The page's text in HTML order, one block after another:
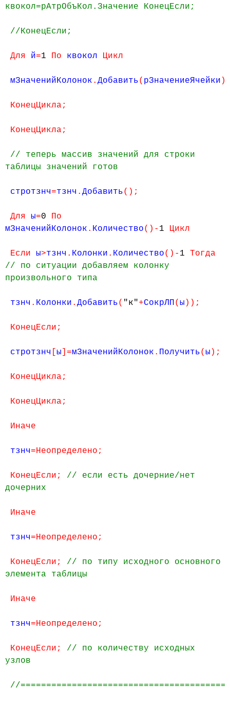
квокол=рАтрОбъКол.Значение КонецЕсли;
//КонецЕсли;
Для й=1 По квокол Цикл
мЗначенийКолонок . Добавить( рЗначениеЯчейки
КонецЦикла;
КонецЦикла;
// теперь массив значений для строки
таблицы значений готов
стротзнч=тзнч . Добавить();
Для ы=0 По
мЗначенийКолонок . Количество()- 1 Цикл
Если ы>тзнч . Колонки . Количество()- 1 Тогда
// по ситуации добавляем колонку
произвольного типа
тзнч . Колонки . Добавить( "к"+СокрЛП( ы ));
КонецЕсли;
стротзнч [ы ]=мЗначенийКолонок . Получить( ы );
КонецЦикла;
КонецЦикла;
Иначе
тзнч=Неопределено;
КонецЕсли; // если есть дочерние/нет
дочерних
Иначе
тзнч=Неопределено;
КонецЕсли; // по типу исходного основного
элемента таблицы
Иначе
тзнч=Неопределено;
КонецЕсли; // по количеству исходных
узлов
//